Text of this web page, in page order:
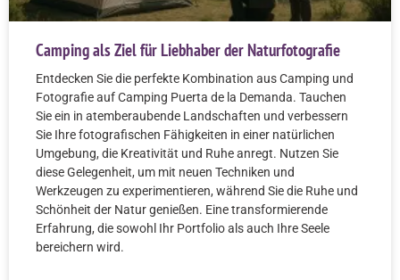
Camping als Ziel für Liebhaber der Naturfotografie
Entdecken Sie die perfekte Kombination aus Camping und
Fotografie auf Camping Puerta de la Demanda. Tauchen
Sie ein in atemberaubende Landschaften und verbessern
Sie Ihre fotografischen Fähigkeiten in einer natürlichen
Umgebung, die Kreativität und Ruhe anregt. Nutzen Sie
diese Gelegenheit, um mit neuen Techniken und
Werkzeugen zu experimentieren, während Sie die Ruhe und
Schönheit der Natur genießen. Eine transformierende
Erfahrung, die sowohl Ihr Portfolio als auch Ihre Seele
bereichern wird.